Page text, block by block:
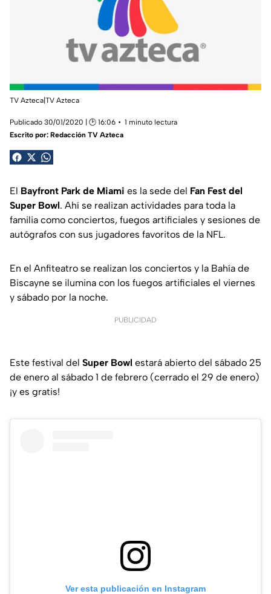
TV Azteca|TV Azteca
Publicado 30/01/2020 | 🕑 16:06
1 minuto lectura
Escrito por: Redacción TV Azteca
El Bayfront Park de Miami es la sede del Fan Fest del
Super Bowl. Ahí se realizan actividades para toda la
familia como conciertos, fuegos artificiales y sesiones de
autógrafos con sus jugadores favoritos de la NFL.
En el Anfiteatro se realizan los conciertos y la Bahía de
Biscayne se ilumina con los fuegos artificiales el viernes
y sábado por la noche.
PUBLICIDAD
Este festival del Super Bowl estará abierto del sábado 25
de enero al sábado 1 de febrero (cerrado el 29 de enero)
¡y es gratis!
Ver esta publicación en Instagram